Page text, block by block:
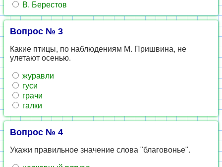
В. Берестов
Вопрос № 3
Какие птицы, по наблюдениям М. Пришвина, не
улетают осенью.
журавли
гуси
грачи
галки
Вопрос № 4
Укажи правильное значение слова "благовонье".